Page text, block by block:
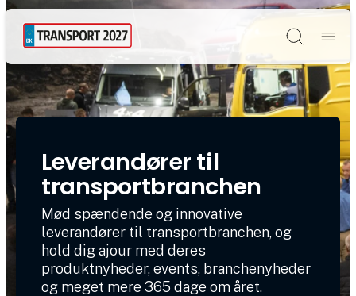
Søg
Leverandører til
transportbranchen
Mød spændende og innovative
leverandører til transportbranchen, og
hold dig ajour med deres
produktnyheder, events, branchenyheder
og meget mere 365 dage om året.